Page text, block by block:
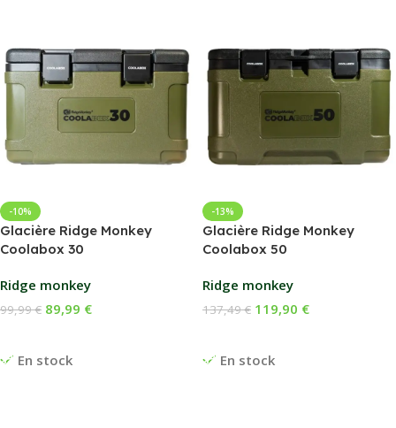
-10%
Glacière Ridge Monkey
Coolabox 30
Ridge monkey
En stock
99,99€ 89,99 €
-13%
Glacière Ridge Monkey
Coolabox 50
Ridge monkey
En stock
137,49€ 119,90 €